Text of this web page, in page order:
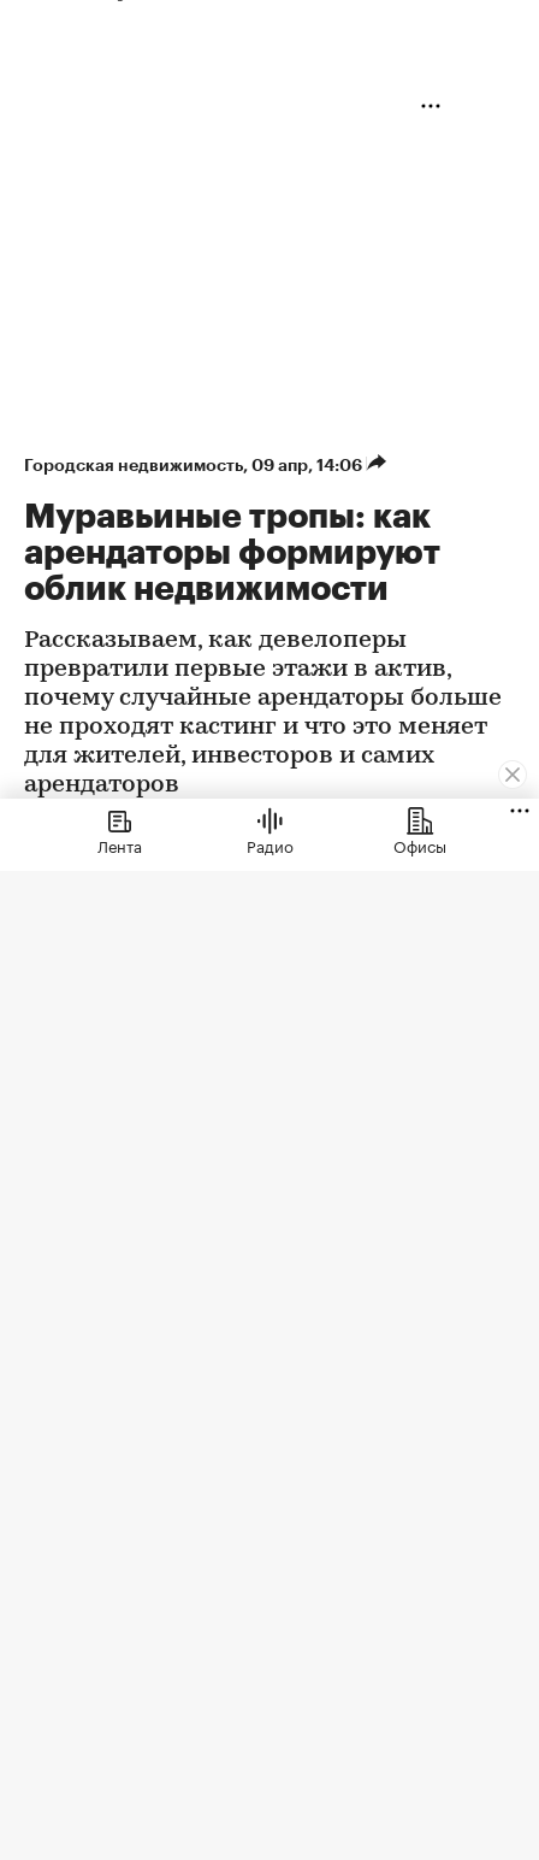
Городская недвижимость 09 апр, 14:06
Муравьиные тропы: как
арендаторы формируют
облик недвижимости
Рассказываем, как девелоперы
превратили первые этажи в актив,
почему случайные арендаторы больше
не проходят кастинг и что это меняет
для жителей, инвесторов и самих
арендаторов
Лента Радио Офисы